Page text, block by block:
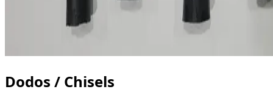
Dodos / Chisels